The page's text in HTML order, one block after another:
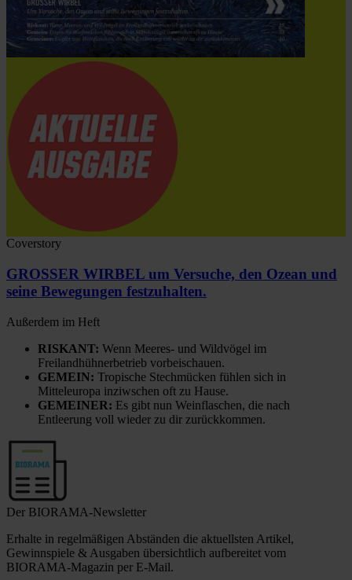
Coverstory
GROSSER WIRBEL um Versuche, den Ozean und
seine Bewegungen festzuhalten.
Außerdem im Heft
RISKANT: Wenn Meeres- und Wildvögel im
Freilandhühnerbetrieb vorbeischauen.
GEMEIN: Tropische Stechmücken fühlen sich in
Mitteleuropa inziwschen oft zu Hause.
GEMEINER: Es gibt nun Weinflaschen, die nach
Entleerung voll wieder zu dir zurückkommen.
Der BIORAMA-Newsletter
Erhalte in regelmäßigen Abständen die aktuellsten Artikel,
Gewinnspiele & Ausgaben übersichtlich aufbereitet vom
BIORAMA-Magazin per E-Mail.